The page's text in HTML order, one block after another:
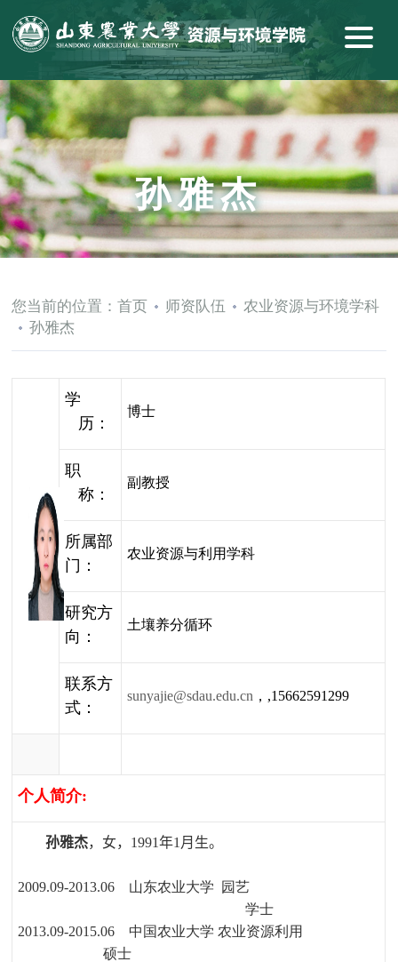
孙雅杰
您当前的位置：首页 师资队伍
农业资源与环境学科
孙雅杰
学
历：
博士
职
称：
副教授
所属部
门：
农业资源与利用学科
研究方
向：
土壤养分循环
联系方
式：
sunyajie@sdau.edu.cn ， ,15662591299
个人简介:
孙雅杰，女， 1991年1 月生。
2009.09-2013.06 山东农业大学 园艺
学士
2013.09-2015.06 中国农业大学 农业资源利用
硕士